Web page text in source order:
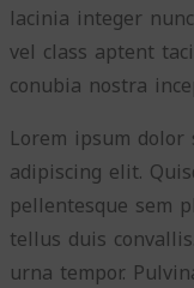
lacinia integer
vel class aptent
conubia nostra
Lorem ipsum dolor
adipiscing elit.
pellentesque sem
tellus duis
urna tempor.